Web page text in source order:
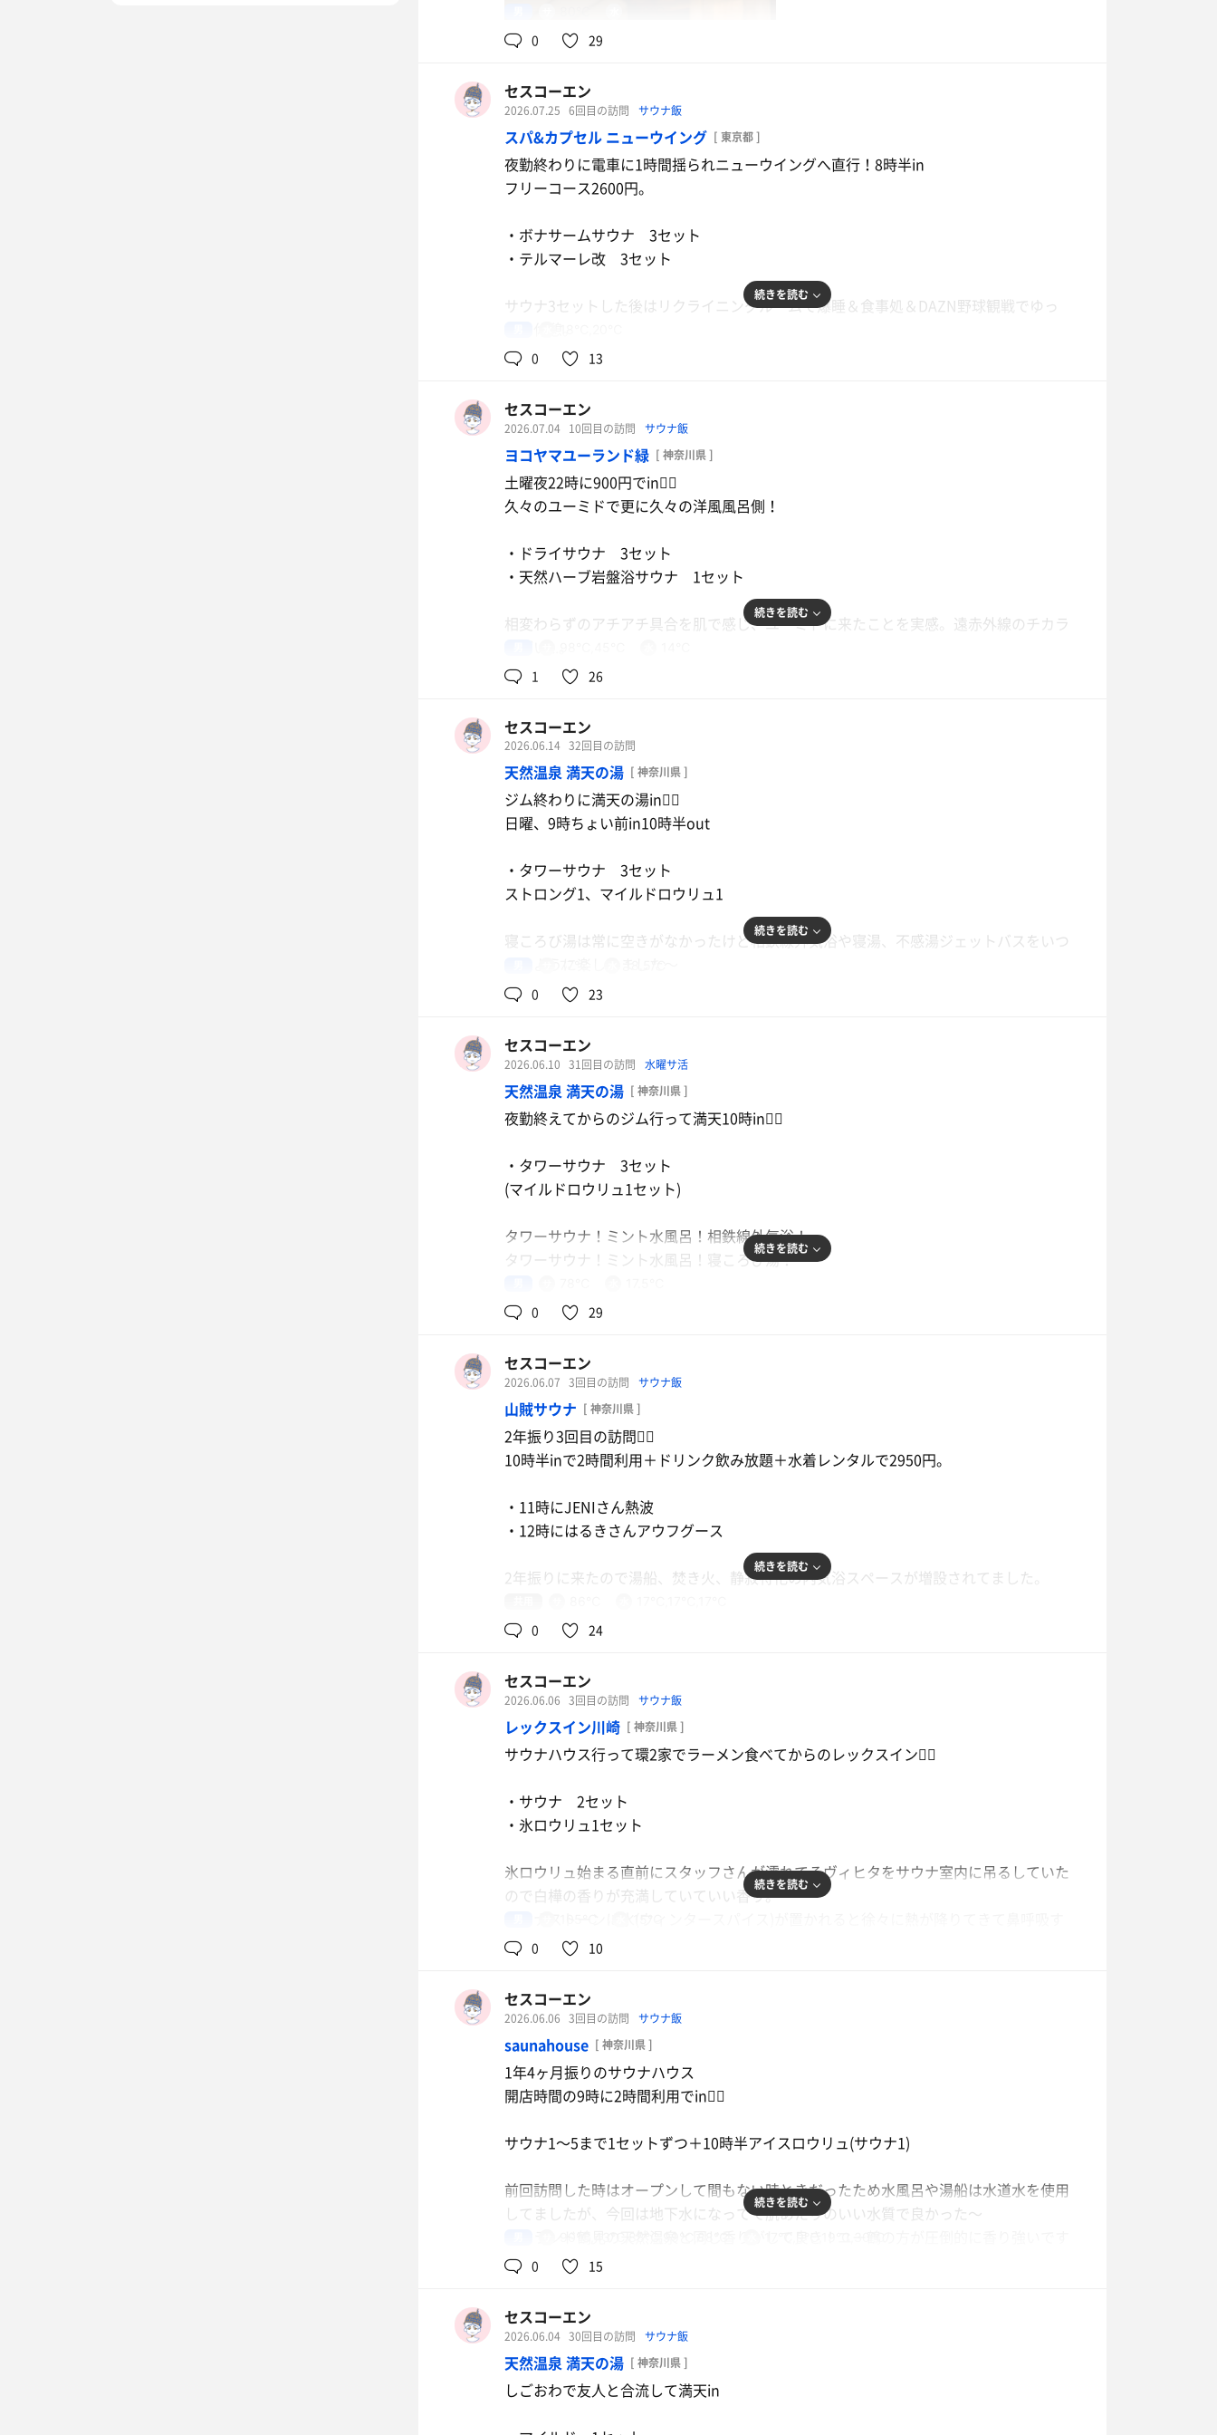
鶏むね肉のジンジャーソース
ゴールドジム行ってからのゴールドジ
ム専属管理栄養士監修のメニュー食べ
フレッシュミラポ
0 29
セスコーエン
2026.07.25 6回目の訪問 サウナ飯
スパ&カプセル ニューウイング [ 東京都 ]
夜勤終わりに電車に1時間揺られニューウイングへ直行！8時半in
フリーコース2600円。
・ボナサームサウナ 3セット
・テルマーレ改 3セット
サウナ3セットした後はリクライニングルームで爆睡＆食事処＆DAZN野球観戦でゆっ
無事にベイスターズが勝利したのでルンルン気分で再度浴室に行って3セット。
朝8時半から夜20時まで居ました💤
金曜夜勤終わりにニューウイング行ってゆったりするのアリだな〜
退館後は目の前にある馬力で生ホルモン刺盛と馬レバ刺し食べて大満足🐴
長崎ちゃんぽん
コカ・コーラゼロ
続きを読む
0 13
セスコーエン
2026.07.04 10回目の訪問 サウナ飯
ヨコヤマユーランド緑 [ 神奈川県 ]
土曜夜22時に900円でin🧖‍♂️
久々のユーミドで更に久々の洋風風呂側！
・ドライサウナ 3セット
・天然ハーブ岩盤浴サウナ 1セット
相変わらずのアチアチ具合を肌で感じ、ユーミドに来たことを実感。遠赤外線のチカラ
水風呂の水温が安定してない云々の掲示がされていたけど水流もあるし、体感15度で
露天で風を感じながらの外気浴心地良すぎる。
露天風呂やナノ風呂も楽しんで終了〜
また来ます！！
コーヒー牛乳モナカ
続きを読む
1 26
セスコーエン
2026.06.14 32回目の訪問
天然温泉 満天の湯 [ 神奈川県 ]
ジム終わりに満天の湯in🧖‍♂️
日曜、9時ちょい前in10時半out
・タワーサウナ 3セット
ストロング1、マイルドロウリュ1
寝ころび湯は常に空きがなかったけど相鉄線外気浴や寝湯、不感湯ジェットバスをいつ
水
続きを読む
0 23
セスコーエン
2026.06.10 31回目の訪問 水曜サ活
天然温泉 満天の湯 [ 神奈川県 ]
夜勤終えてからのジム行って満天10時in🧖‍♂️
・タワーサウナ 3セット
(マイルドロウリュ1セット)
タワーサウナ！ミント水風呂！相鉄線外気浴！
タワーサウナ！ミント水風呂！寝ころび湯！
この流れが好きすぎる！！
続きを読む
0 29
セスコーエン
2026.06.07 3回目の訪問 サウナ飯
山賊サウナ [ 神奈川県 ]
2年振り3回目の訪問🧖‍♂️
10時半inで2時間利用＋ドリンク飲み放題＋水着レンタルで2950円。
・11時にJENIさん熱波
・12時にはるきさんアウフグース
2年振りに来たので湯船、焚き火、静寂特化の内気浴スペースが増設されてました。
1時間に1回行われる熱波またはアウフグースタイムの10分ちょい前にはサウナ室前に
😂
友人と複数人で水着でわちゃわちゃと薪サウナで熱波やアウフグースを受けられる施設
は貴重なのでそりゃ人気ですよね！
薪サウナを堪能できて楽しい時間でした〜
続きを読む
0 24
セスコーエン
2026.06.06 3回目の訪問 サウナ飯
レックスイン川崎 [ 神奈川県 ]
サウナハウス行って環2家でラーメン食べてからのレックスイン🧖‍♂️
・サウナ 2セット
・氷ロウリュ1セット
氷ロウリュ始まる直前にスタッフさんが濡れてるヴィヒタをサウナ室内に吊るしていた
ので白樺の香りが充満していていい香り。
ると鼻の中アチアチ！で体感温度も爆上がりで大発汗でした〜
トマポ
続きを読む
0 10
セスコーエン
2026.06.06 3回目の訪問 サウナ飯
saunahouse [ 神奈川県 ]
1年4ヶ月振りのサウナハウス
開店時間の9時に2時間利用でin🧖‍♂️
サウナ1〜5まで1セットずつ＋10時半アイスロウリュ(サウナ1)
前回訪問した時はオープンして間もない時ときだったため水風呂や湯船は水道水を使用
してましたが、今回は地下水になってて肌あたりのいい水質で良かった〜
けどね😂
続きを読む
0 15
セスコーエン
2026.06.04 30回目の訪問 サウナ飯
天然温泉 満天の湯 [ 神奈川県 ]
しごおわで友人と合流して満天in